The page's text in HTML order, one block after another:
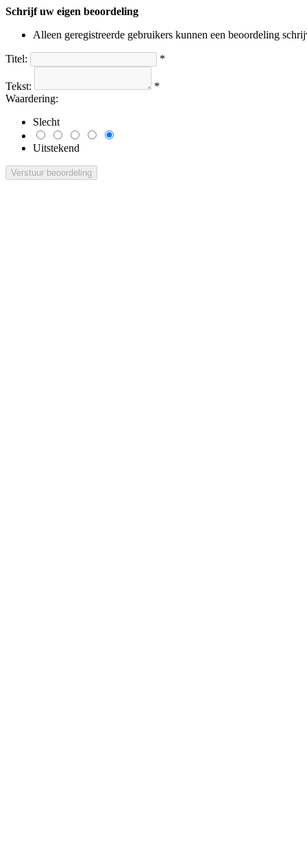
Schrijf uw eigen beoordeling
Alleen geregistreerde gebruikers kunnen een beoordeling
Titel: *
Tekst:
*
Waardering:
Slecht
Uitstekend